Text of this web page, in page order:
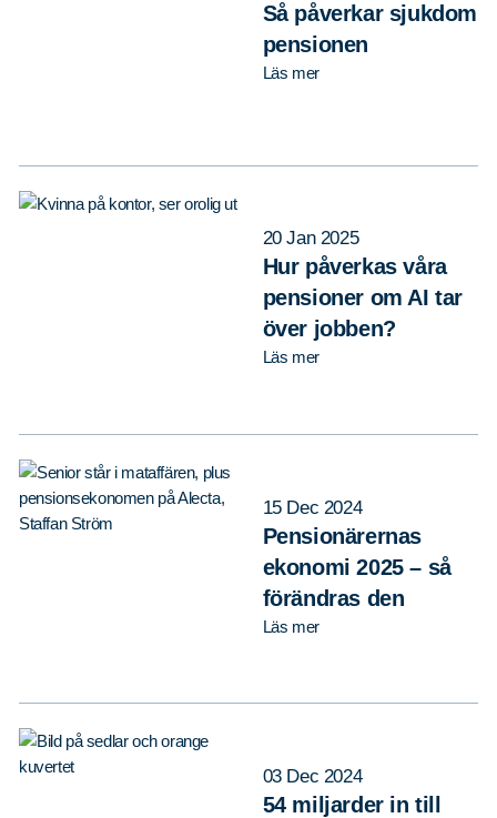
Så påverkar sjukdom
pensionen
Läs mer
20 Jan 2025
Hur påverkas våra
pensioner om AI tar
över jobben?
Läs mer
15 Dec 2024
Pensionärernas
ekonomi 2025 – så
förändras den
Läs mer
03 Dec 2024
54 miljarder in till